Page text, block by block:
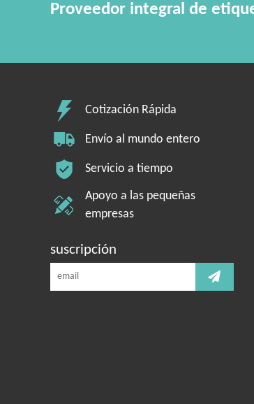
Proveedor integral de
Cotización Rápida
Envío al mundo entero
Servicio a tiempo
Apoyo a las pequeñas
empresas
suscripción